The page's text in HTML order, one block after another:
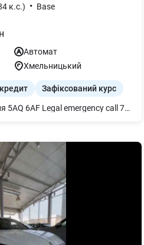
к.с.) • Base
Автомат
Хмельницький
Зафіксований курс
481 Спортивні передні сидіння 5AQ 6AF Legal emergency call 7CG 8WD 9CY Український пакет (Ukrainian package) 248 Підігрів керма 430 Зовнішнє ліве дзеркало заднього виду і внутрішнє із затемненням 494 Підігрів передніх сидінь 2VB Індикатор тиску в покришках 2VC Комплект для ремонту шин 3KA Акустичне скління 4U0 Гальванічне оздоблення для приладів керування 4UR Розсіяне освітлення салону 5DM Активна система допомоги паркування `Parking Assistant` 6AE Teleservices 6AK ConnectedDrive Services 6C6 Пакет Connected необмежений 85A Меню українською мовою 89Z Посібник користувача українською мовою